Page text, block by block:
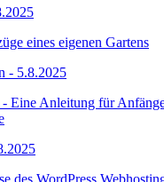
eines eigenen Gartens
- 5.8.2025
Eine Anleitung für
des WordPress